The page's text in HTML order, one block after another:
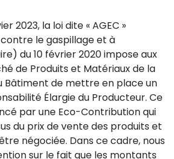
2023, la loi dite « AGEC »
le gaspillage et à
du 10 février 2020 impose aux
de Produits et Matériaux de la
Bâtiment de mettre en place un
Élargie du Producteur. Ce
par une Eco-Contribution qui
du prix de vente des produits et
négociée. Dans ce cadre, nous
sur le fait que les montants